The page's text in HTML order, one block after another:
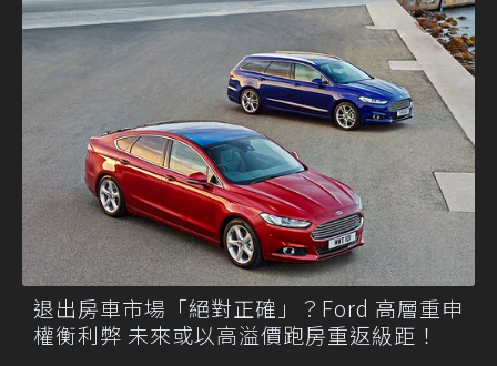
退出房車市場「絕對正確」？Ford 高層重申
權衡利弊 未來或以高溢價跑房重返級距！